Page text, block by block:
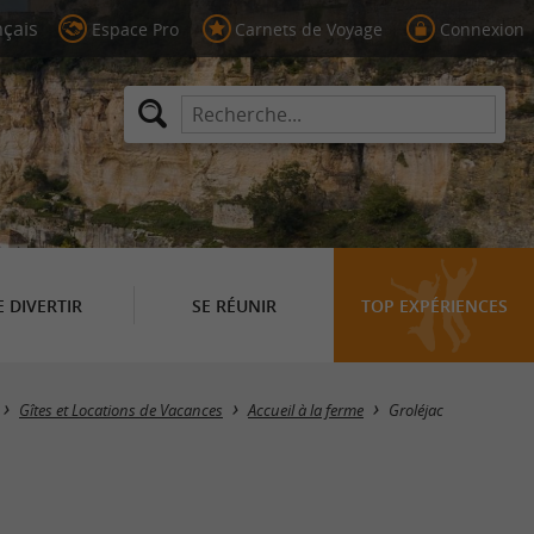
Espace Pro Carnets de Voyage Connexion
DIVERTIR SE RÉUNIR TOP EXPÉRIENCES
Masquer la carte
Gîtes et Locations de Vacances Accueil à la ferme Groléjac